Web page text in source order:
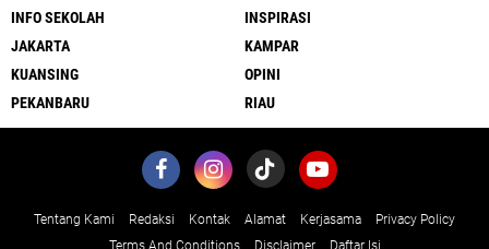
INFO SEKOLAH
INSPIRASI
JAKARTA
KAMPAR
KUANSING
OPINI
PEKANBARU
RIAU
Tentang Kami Redaksi Kontak Alamat Kerjasama
Privacy Policy
Terms And Conditions
Disclaimer Daftar Isi